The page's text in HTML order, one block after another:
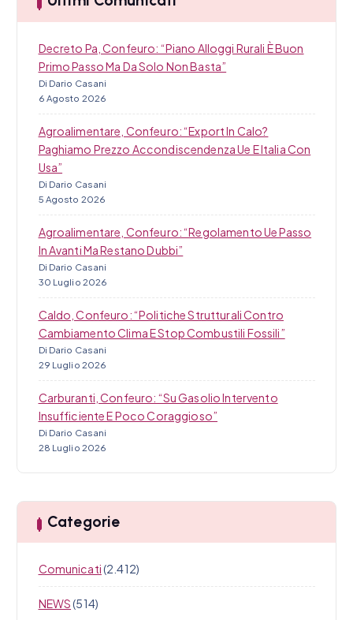
o
Decreto Pa, Confeuro: “Piano Alloggi Rurali È Buon
Primo Passo Ma Da Solo Non Basta”
Di Dario Casani
6 Agosto 2026
Agroalimentare, Confeuro: “Export In Calo?
Paghiamo Prezzo Accondiscendenza Ue E Italia Con
Usa”
Di Dario Casani
5 Agosto 2026
Agroalimentare, Confeuro: “Regolamento Ue Passo
In Avanti Ma Restano Dubbi”
Di Dario Casani
30 Luglio 2026
Caldo, Confeuro: “Politiche Strutturali Contro
Cambiamento Clima E Stop Combustili Fossili”
Di Dario Casani
29 Luglio 2026
Carburanti, Confeuro: “Su Gasolio Intervento
Insufficiente E Poco Coraggioso”
Di Dario Casani
28 Luglio 2026
Categorie
Comunicati(2.412)
NEWS(514)